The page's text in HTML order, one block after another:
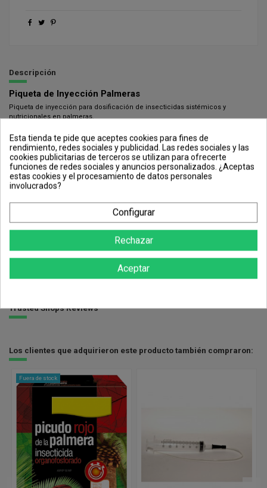
Descripción
Piqueta de Inyección Palmeras
Piqueta de inyección para dosificación de insecticidas sistémicos y
nutricionales en palmeras.
Phoenix canariensis (3 piquetas/palmera)
Para especies con estípite de menor diámetro puede cortarse la de diseño
de 25cm hasta 15cm:
Wahsingtonia robusta (2 piquetas / palmera)
Washingtonia robusta (3 piquetas/palmera)
Trusted Shops Reviews
Los clientes que adquirieron este producto también compraron:
Fuera de stock
Esta tienda te pide que aceptes cookies para fines de
rendimiento, redes sociales y publicidad. Las redes sociales y las
cookies publicitarias de terceros se utilizan para ofrecerte
funciones de redes sociales y anuncios personalizados. ¿Aceptas
estas cookies y el procesamiento de datos personales
involucrados?
Configurar
Rechazar
Aceptar